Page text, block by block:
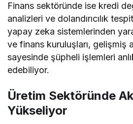
Finans sektöründe ise kredi
analizleri ve dolandırıcılık
yapay zeka sistemlerinden
ve finans kuruluşları, gelişmiş
sayesinde şüpheli işlemleri
edebiliyor.
Üretim Sektöründe
Yükseliyor